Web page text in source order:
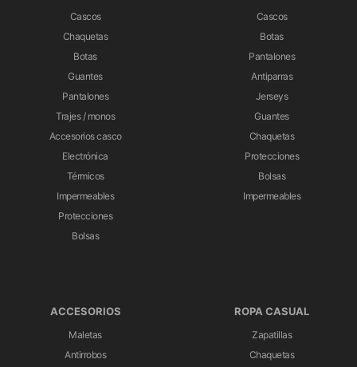
Cascos
Chaquetas
Botas
Guantes
Pantalones
Trajes / monos
Accesorios casco
Electrónica
Térmicos
Impermeables
Protecciones
Bolsas
Cascos
Botas
Pantalones
Antiparras
Jerseys
Guantes
Chaquetas
Protecciones
Bolsas
Impermeables
ACCESORIOS
Maletas
Antirrobos
ROPA CASUAL
Zapatillas
Chaquetas